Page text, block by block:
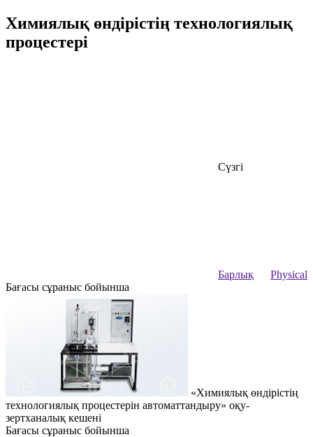
Химиялық өндірістің технологиялық
процестері
Сүзгі
Барлық
Physical
Бағасы сұраныс бойынша
«Химиялық өндірістің
технологиялық процестерін автоматтандыру» оқу-
зертханалық кешені
Бағасы сұраныс бойынша